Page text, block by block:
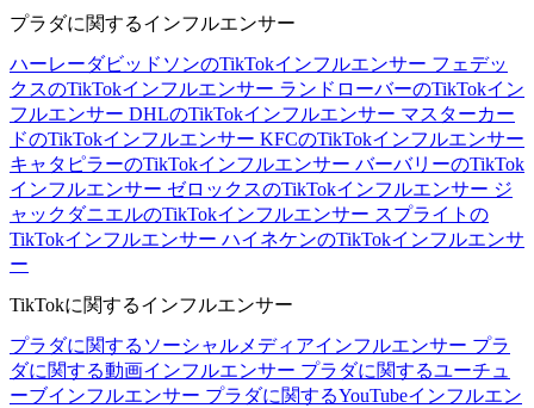
プラダに関するインフルエンサー
ハーレーダビッドソンのTikTokインフルエンサー フェデッ
クスのTikTokインフルエンサー ランドローバーのTikTokイン
フルエンサー DHLのTikTokインフルエンサー マスターカー
ドのTikTokインフルエンサー KFCのTikTokインフルエンサー
キャタピラーのTikTokインフルエンサー バーバリーのTikTok
インフルエンサー ゼロックスのTikTokインフルエンサー ジ
ャックダニエルのTikTokインフルエンサー スプライトの
TikTokインフルエンサー ハイネケンのTikTokインフルエンサ
ー
TikTokに関するインフルエンサー
プラダに関するソーシャルメディアインフルエンサー プラ
ダに関する動画インフルエンサー プラダに関するユーチュ
ーブインフルエンサー プラダに関するYouTubeインフルエン